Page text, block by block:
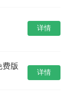
详情
费版
详情